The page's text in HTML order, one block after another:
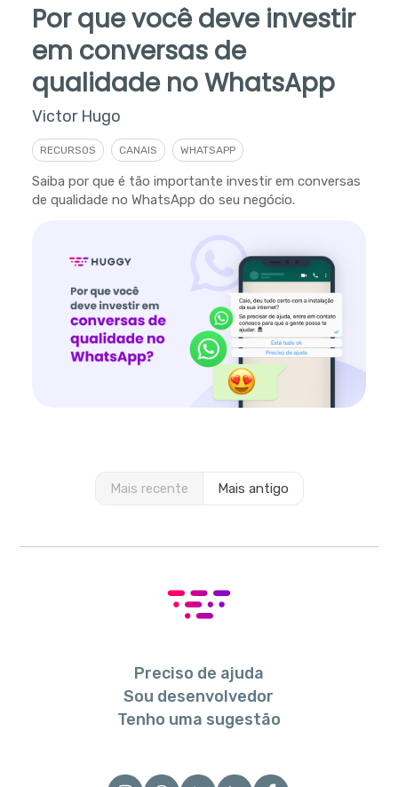
Por que você deve investir
em conversas de
qualidade no WhatsApp
Victor Hugo
RECURSOS CANAIS WHATSAPP
Saiba por que é tão importante investir em conversas
de qualidade no WhatsApp do seu negócio.
Mais recente Mais antigo
Preciso de ajuda
Sou desenvolvedor
Tenho uma sugestão